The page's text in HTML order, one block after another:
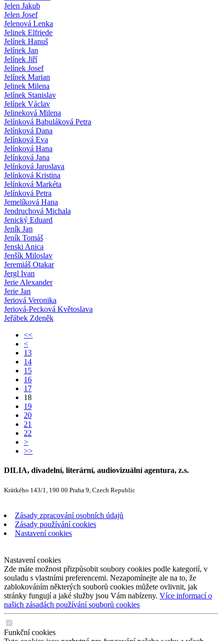
Jelen Jakub
Jelen Josef
Jelenová Lenka
Jelinek Elfriede
Jelínek Hanuš
Jelínek Jan
Jelínek Jiří
Jelínek Josef
Jelínek Marian
Jelinek Milena
Jelínek Stanislav
Jelínek Václav
Jelineková Milena
Jelínková Babuláková Petra
Jelínková Dana
Jelínková Eva
Jelínková Hana
Jelínková Jana
Jelínková Jaroslava
Jelínková Kristina
Jelínková Markéta
Jelínková Petra
Jemelíková Hana
Jendruchová Michala
Jenický Eduard
Jeník Jan
Jeník Tomáš
Jenski Anica
Jenšík Miloslav
Jeremiáš Otakar
Jergl Ivan
Jerie Alexander
Jerie Jan
Jeriová Veronika
Jeriová-Pecková Květoslava
Jeřábek Zdeněk
<<
<
13
14
15
16
17
18
19
20
21
22
>
>>
DILIA, divadelní, literární, audiovizuální agentura, z.s.
Krátkého 143/1, 190 00 Praha 9, Czech Republic
Zásady zpracování osobních údajů
Zásady používání cookies
Nastavení cookies
Nastavení cookies
Zde máte možnost přizpůsobit soubory cookies podle kategorií, v
souladu s vlastními preferencemi. Nezapomínejte ale na to, že
zablokováním některých souborů cookies můžete ovlivnit, jak
stránky fungují a jaké služby jsou Vám nabízeny. Více informací o
našich zásadách používání souborů cookies
Funkční cookies